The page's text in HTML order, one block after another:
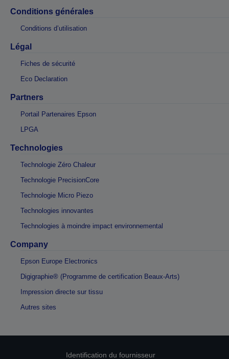
Conditions générales
Conditions d’utilisation
Légal
Fiches de sécurité
Eco Declaration
Partners
Portail Partenaires Epson
LPGA
Technologies
Technologie Zéro Chaleur
Technologie PrecisionCore
Technologie Micro Piezo
Technologies innovantes
Technologies à moindre impact environnemental
Company
Epson Europe Electronics
Digigraphie® (Programme de certification Beaux-Arts)
Impression directe sur tissu
Autres sites
Identification du fournisseur